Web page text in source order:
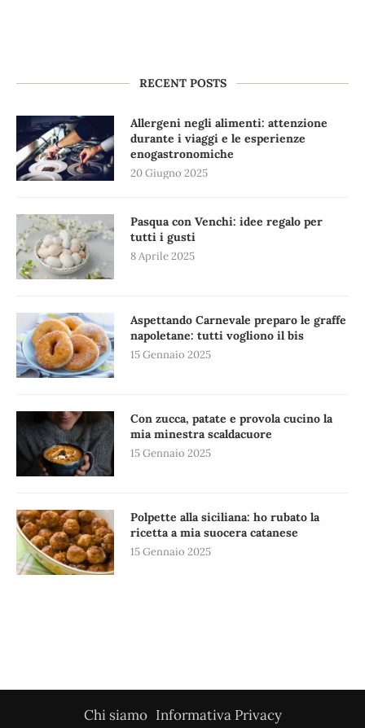
RECENT POSTS
Allergeni negli alimenti: attenzione
durante i viaggi e le esperienze
enogastronomiche
20 Giugno 2025
Pasqua con Venchi: idee regalo per
tutti i gusti
8 Aprile 2025
Aspettando Carnevale preparo le graffe
napoletane: tutti vogliono il bis
15 Gennaio 2025
Con zucca, patate e provola cucino la
mia minestra scaldacuore
15 Gennaio 2025
Polpette alla siciliana: ho rubato la
ricetta a mia suocera catanese
15 Gennaio 2025
Chi siamo Informativa Privacy